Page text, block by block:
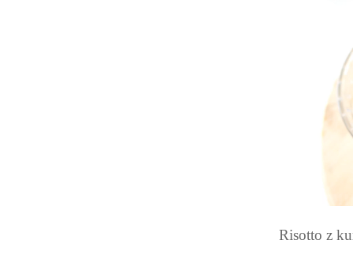
Risotto z